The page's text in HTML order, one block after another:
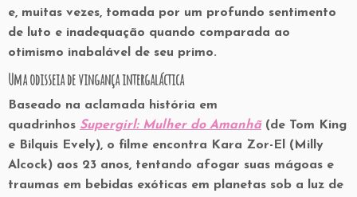
e, muitas vezes, tomada por um profundo sentimento
de luto e inadequação quando comparada ao
otimismo inabalável de seu primo.
Uma odisseia de vingança intergaláctica
Baseado na aclamada história em
quadrinhos Supergirl: Mulher do Amanhã(de Tom King
e Bilquis Evely), o filme encontra Kara Zor-El (Milly
Alcock) aos 23 anos, tentando afogar suas mágoas e
traumas em bebidas exóticas em planetas sob a luz de